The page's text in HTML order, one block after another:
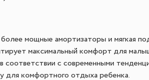
мощные амортизаторы и мягкая
максимальный комфорт для
соответствии с современными
для комфортного отдыха ребенка.